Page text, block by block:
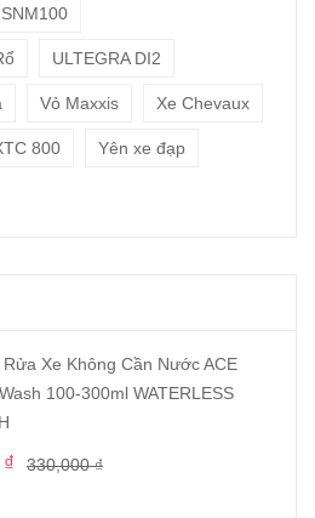
ULTEGRA DI2
Vỏ Maxxis Xe Chevaux
800 Yên xe đạp
Rửa Xe Không Cần Nước ACE
100-300ml WATERLESS
330,000₫
₫